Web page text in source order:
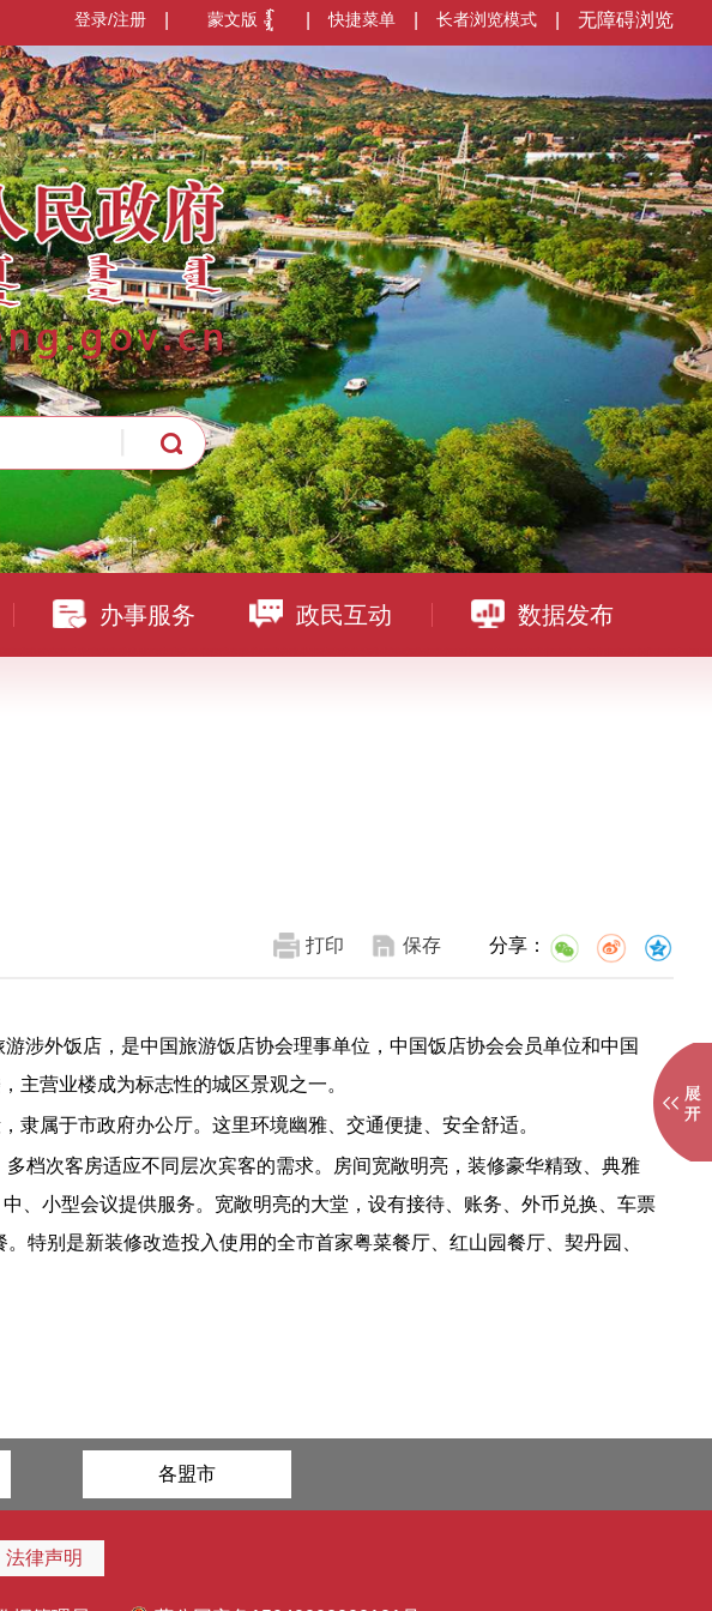
无障碍浏览
长者浏览模式
快捷菜单
蒙文版
登录/注册
办事服务 政民互动 数据发布
打印 保存 分享：
涉外饭店，是中国旅游饭店协会理事单位，中国饭店协会会员单位和中国
主营业楼成为标志性的城区景观之一。
属于市政府办公厅。这里环境幽雅、交通便捷、安全舒适。
档次客房适应不同层次宾客的需求。房间宽敞明亮，装修豪华精致、典雅
、小型会议提供服务。宽敞明亮的大堂，设有接待、账务、外币兑换、车票
特别是新装修改造投入使用的全市首家粤菜餐厅、红山园餐厅、契丹园、
各盟市
法律声明